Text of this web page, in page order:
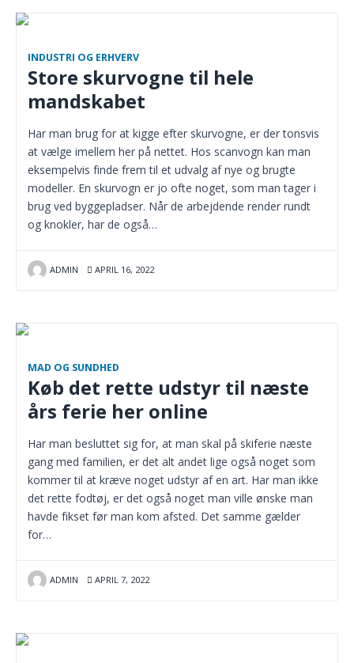
INDUSTRI OG ERHVERV
Store skurvogne til hele
mandskabet
Har man brug for at kigge efter skurvogne, er der tonsvis
at vælge imellem her på nettet. Hos scanvogn kan man
eksempelvis finde frem til et udvalg af nye og brugte
modeller. En skurvogn er jo ofte noget, som man tager i
brug ved byggepladser. Når de arbejdende render rundt
og knokler, har de også…
ADMIN APRIL 16, 2022
MAD OG SUNDHED
Køb det rette udstyr til næste
års ferie her online
Har man besluttet sig for, at man skal på skiferie næste
gang med familien, er det alt andet lige også noget som
kommer til at kræve noget udstyr af en art. Har man ikke
det rette fodtøj, er det også noget man ville ønske man
havde fikset før man kom afsted. Det samme gælder
for…
ADMIN APRIL 7, 2022